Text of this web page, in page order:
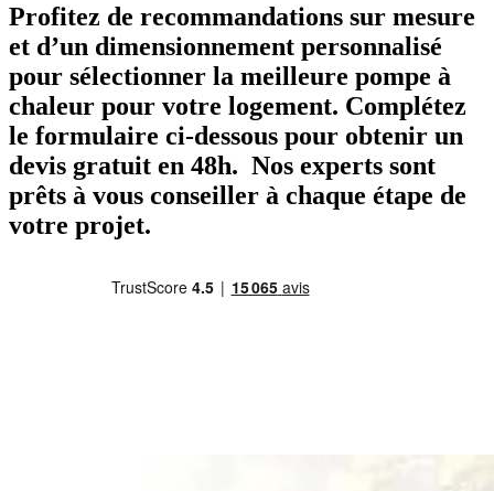
Profitez de recommandations sur mesure
et d’un dimensionnement personnalisé
pour sélectionner la meilleure pompe à
chaleur pour votre logement. Complétez
le formulaire ci-dessous pour obtenir un
devis gratuit en 48h. Nos experts sont
prêts à vous conseiller à chaque étape de
votre projet.